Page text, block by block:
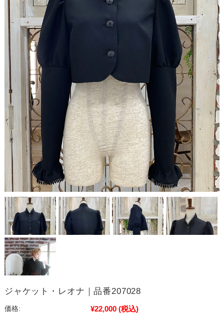
ジャケット・レオナ｜品番207028
価格: ¥22,000 (税込)